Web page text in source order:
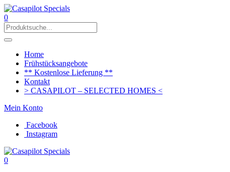
0
Home
Frühstücksangebote
** Kostenlose Lieferung **
Kontakt
> CASAPILOT – SELECTED HOMES <
Mein Konto
Facebook
Instagram
0